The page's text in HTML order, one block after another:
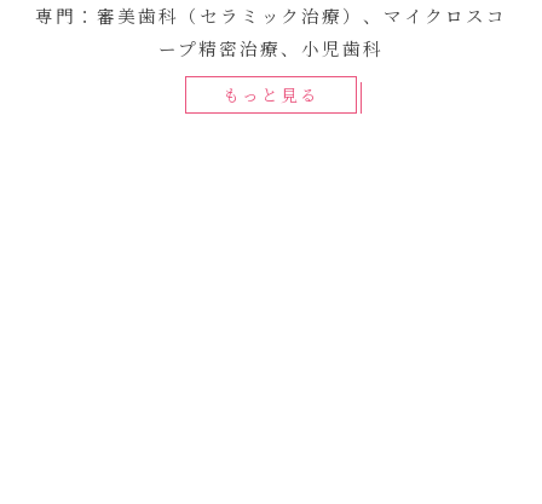
専門：審美歯科（セラミック治療）、マイクロスコ
ープ精密治療、小児歯科
もっと見る